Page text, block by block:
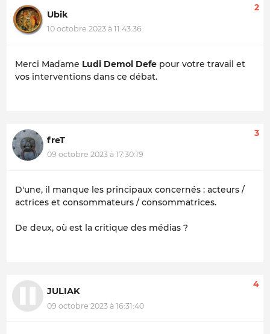
Ubik
10 octobre 2023 à 11:43:36
2
Merci Madame Ludi Demol Defe pour votre travail et
vos interventions dans ce débat.
freT
09 octobre 2023 à 17:30:19
3
D'une, il manque les principaux concernés : acteurs /
actrices et consommateurs / consommatrices.
De deux, où est la critique des médias ?
JULIAK
09 octobre 2023 à 16:31:40
4